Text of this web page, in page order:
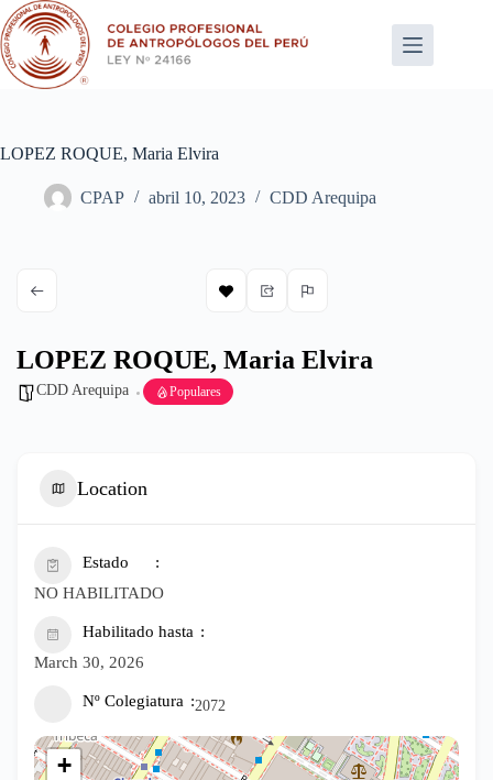
Saltar
al
contenido
LOPEZ ROQUE, Maria Elvira
CPAP abril 10, 2023 CDD Arequipa
LOPEZ ROQUE, Maria Elvira
CDD Arequipa Populares
Location
Estado
NO HABILITADO
Habilitado hasta
March 30, 2026
Nº Colegiatura 2072
+